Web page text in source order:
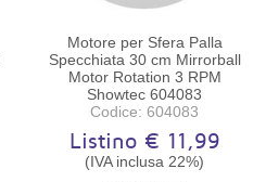
Disponibilità:Ordinabile
Motore per Sfera Palla
Specchiata 30 cm Mirrorball
Motor Rotation 3 RPM
Showtec 604083
Codice: 604083
Listino € 11,99
(IVA inclusa 22%)